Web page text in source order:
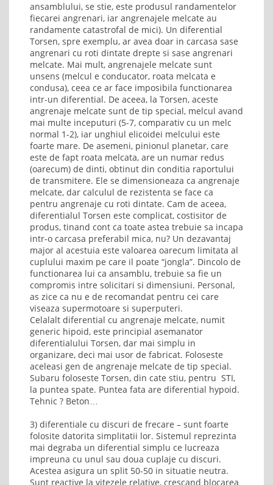
ansamblului, se stie, este produsul randamentelor
fiecarei angrenari, iar angrenajele melcate au
randamente catastrofal de mici). Un diferential
Torsen, spre exemplu, ar avea doar in carcasa sase
angrenari cu roti dintate drepte si sase angrenari
melcate. Mai mult, angrenajele melcate sunt
unsens (melcul e conducator, roata melcata e
condusa), ceea ce ar face imposibila functionarea
intr-un diferential. De aceea, la Torsen, aceste
angrenaje melcate sunt de tip special, melcul avand
mai multe inceputuri (5-7, comparativ cu un melc
normal 1-2), iar unghiul elicoidei melcului este
foarte mare. De asemeni, pinionul planetar, care
este de fapt roata melcata, are un numar redus
(oarecum) de dinti, obtinut din conditia raportului
de transmitere. Ele se dimensioneaza ca angrenaje
melcate, dar calculul de rezistenta se face ca
pentru angrenaje cu roti dintate. Cam de aceea,
diferentialul Torsen este complicat, costisitor de
produs, tinand cont ca toate astea trebuie sa incapa
intr-o carcasa preferabil mica, nu? Un dezavantaj
major al acestuia este valoarea oarecum limitata al
cuplului maxim pe care il poate “jongla”. Dincolo de
functionarea lui ca ansamblu, trebuie sa fie un
compromis intre solicitari si dimensiuni. Personal,
as zice ca nu e de recomandat pentru cei care
viseaza supermotoare si superputeri.
Celalalt diferential cu angrenaje melcate, numit
generic hipoid, este principial asemanator
diferentialului Torsen, dar mai simplu in
organizare, deci mai usor de fabricat. Foloseste
aceleasi gen de angrenaje melcate de tip special.
Subaru foloseste Torsen, din cate stiu, pentru STI,
la puntea spate. Puntea fata are diferential hypoid.
Tehnic ? Beton…
3) diferentiale cu discuri de frecare – sunt foarte
folosite datorita simplitatii lor. Sistemul reprezinta
mai degraba un diferential simplu ce lucreaza
impreuna cu unul sau doua cuplaje cu discuri.
Acestea asigura un split 50-50 in situatie neutra.
Sunt reactive la vitezele relative, crescand blocarea